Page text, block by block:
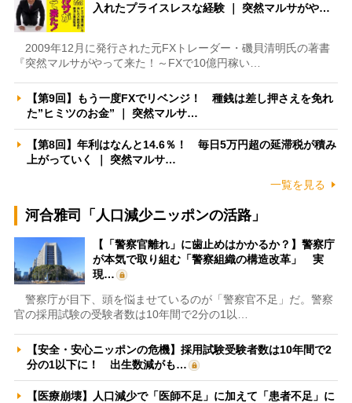
入れたプライスレスな経験 ｜ 突然マルサがや…
2009年12月に発行された元FXトレーダー・磯貝清明氏の著書
『突然マルサがやって来た！～FXで10億円稼い…
【第9回】もう一度FXでリベンジ！ 種銭は差し押さえを免れ
た”ヒミツのお金” ｜ 突然マルサ…
【第8回】年利はなんと14.6％！ 毎日5万円超の延滞税が積み
上がっていく ｜ 突然マルサ…
一覧を見る
河合雅司「人口減少ニッポンの活路」
【「警察官離れ」に歯止めはかかるか？】警察庁
が本気で取り組む「警察組織の構造改革」 実
現…
警察庁が目下、頭を悩ませているのが「警察官不足」だ。警察
官の採用試験の受験者数は10年間で2分の1以…
【安全・安心ニッポンの危機】採用試験受験者数は10年間で2
分の1以下に！ 出生数減がも…
【医療崩壊】人口減少で「医師不足」に加えて「患者不足」に